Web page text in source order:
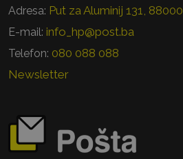
Adresa: Put za Aluminij 131,
E-mail: info_hp@post.ba
Telefon: 080 088 088
Newsletter